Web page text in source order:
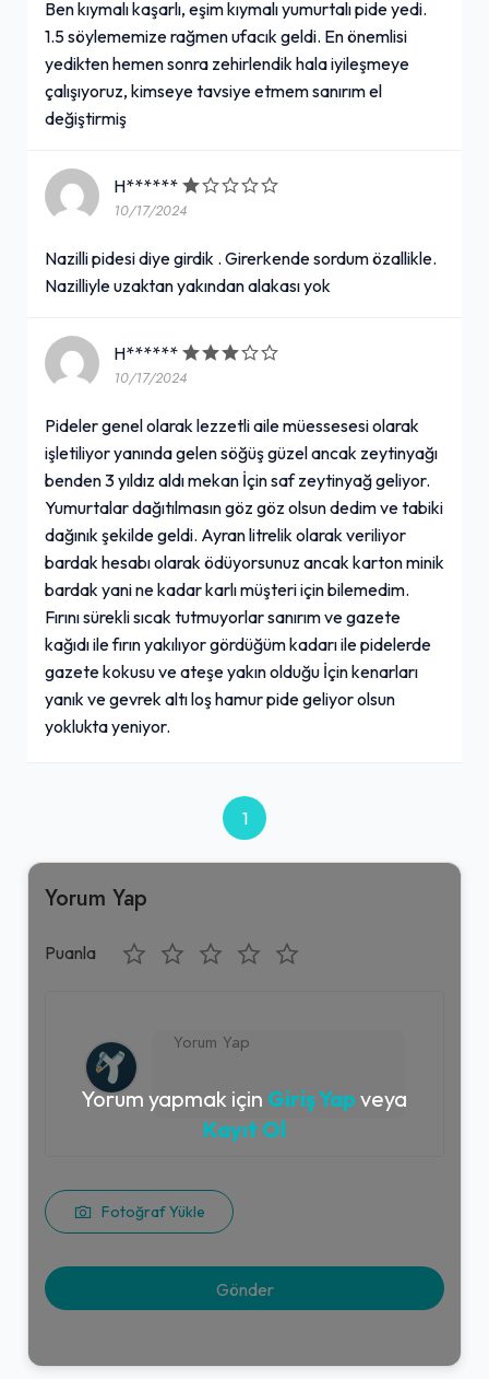
Ben kıymalı kaşarlı, eşim kıymalı yumurtalı pide yedi.
1.5 söylememize rağmen ufacık geldi. En önemlisi
yedikten hemen sonra zehirlendik hala iyileşmeye
çalışıyoruz, kimseye tavsiye etmem sanırım el
değiştirmiş
H******
10/17/2024
Nazilli pidesi diye girdik . Girerkende sordum özallikle.
Nazilliyle uzaktan yakından alakası yok
H******
10/17/2024
Pideler genel olarak lezzetli aile müessesesi olarak
işletiliyor yanında gelen söğüş güzel ancak zeytinyağı
benden 3 yıldız aldı mekan İçin saf zeytinyağ geliyor.
Yumurtalar dağıtılmasın göz göz olsun dedim ve tabiki
dağınık şekilde geldi. Ayran litrelik olarak veriliyor
bardak hesabı olarak ödüyorsunuz ancak karton minik
bardak yani ne kadar karlı müşteri için bilemedim.
Fırını sürekli sıcak tutmuyorlar sanırım ve gazete
kağıdı ile fırın yakılıyor gördüğüm kadarı ile pidelerde
gazete kokusu ve ateşe yakın olduğu İçin kenarları
yanık ve gevrek altı loş hamur pide geliyor olsun
yoklukta yeniyor.
1
Yorum Yap
Puanla
Fotoğraf Yükle
Yorum yapmak için Giriş Yap veya
Kayıt Ol